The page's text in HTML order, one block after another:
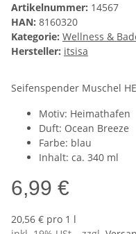
Artikelnummer: 14567
HAN: 8160320
Kategorie: Wellness &
Hersteller: itsisa
Seifenspender Muschel
Motiv: Heimathafen
Duft: Ocean Breeze
Farbe: blau
Inhalt: ca. 340 ml
6,99 €
20,56 € pro 1 l